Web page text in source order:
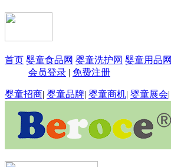
首页 婴童食品网 婴童洗护网 婴童用品网
会员登录 | 免费注册
婴童招商| 婴童品牌| 婴童商机| 婴童展会|